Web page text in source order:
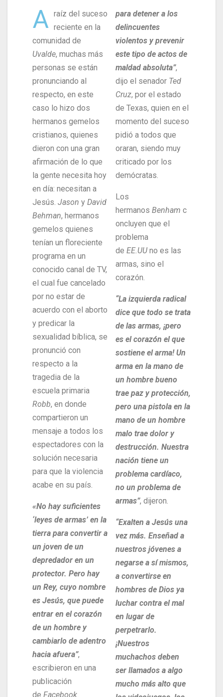
A raíz del suceso
reciente en la
comunidad de
Uvalde, muchas más
personas se están
pronunciando al
respecto, en este
caso lo hizo dos
hermanos gemelos
cristianos, quienes
dieron con una gran
afirmación de lo que
la gente necesita hoy
en día: necesitan a
Jesús. Jason y David
Behman, hermanos
gemelos quienes
tenían un floreciente
programa en un
conocido canal de TV,
el cual fue cancelado
por no estar de
acuerdo con el aborto
y predicar la
sexualidad bíblica, se
pronunció con
respecto a la
tragedia de la
escuela primaria
Robb, en donde
compartieron un
mensaje a todos los
espectadores con la
solución necesaria
para que la violencia
acabe en su país.
«No hay suficientes
‘leyes de armas’ en la
tierra para convertir a
un joven de un
depredador en un
protector. Pero hay
un Rey, cuyo nombre
es Jesús, que puede
entrar en el corazón
de un hombre y
cambiarlo de adentro
hacia afuera”,
escribieron en una
publicación
de Facebook
para detener a los
delincuentes
violentos y prevenir
este tipo de actos de
maldad absoluta”,
dijo el senador Ted
Cruz, por el estado
de Texas, quien en el
momento del suceso
pidió a todos que
oraran, siendo muy
criticado por los
demócratas.
Los
hermanos Benham c
oncluyen que el
problema
de EE.UU no es las
armas, sino el
corazón.
“La izquierda radical
dice que todo se trata
de las armas, ¡pero
es el corazón el que
sostiene el arma! Un
arma en la mano de
un hombre bueno
trae paz y protección,
pero una pistola en la
mano de un hombre
malo trae dolor y
destrucción. Nuestra
nación tiene un
problema cardíaco,
no un problema de
armas”, dijeron.
“Exalten a Jesús una
vez más. Enseñad a
nuestros jóvenes a
negarse a sí mismos,
a convertirse en
hombres de Dios ya
luchar contra el mal
en lugar de
perpetrarlo.
¡Nuestros
muchachos deben
ser llamados a algo
mucho más alto que